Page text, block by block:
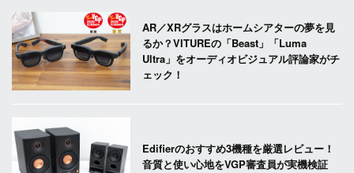
AR／XRグラスはホームシアターの夢を見
るか？VITUREの「Beast」「Luma
Ultra」をオーディオビジュアル評論家がチ
ェック！
Edifierのおすすめ3機種を厳選レビュー！
音質と使い心地をVGP審査員が実機検証